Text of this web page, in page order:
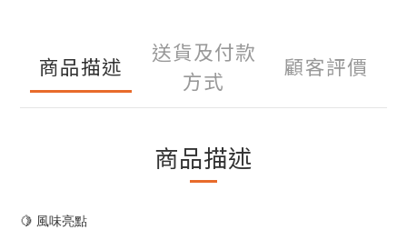
商品描述
送貨及付款
方式
顧客評價
商品描述
🍋 風味亮點